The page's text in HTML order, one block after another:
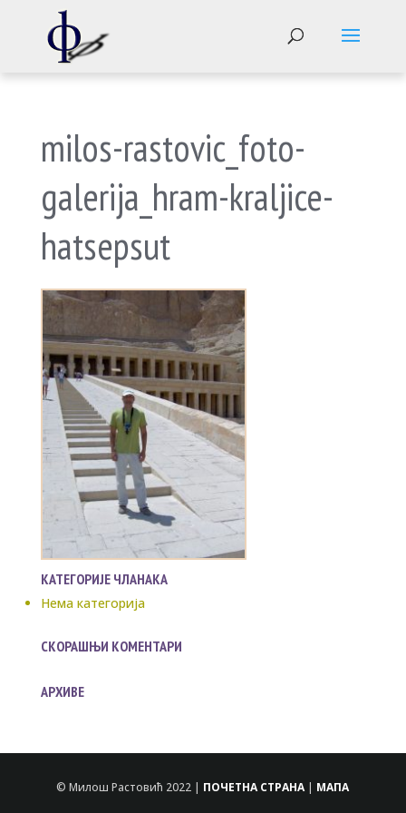
milos-rastovic_foto-
galerija_hram-kraljice-
hatsepsut
КАТЕГОРИЈЕ ЧЛАНАКА
Нема категорија
СКОРАШЊИ КОМЕНТАРИ
АРХИВЕ
© Милош Растовић 2022 | ПОЧЕТНА СТРАНА| МАПА